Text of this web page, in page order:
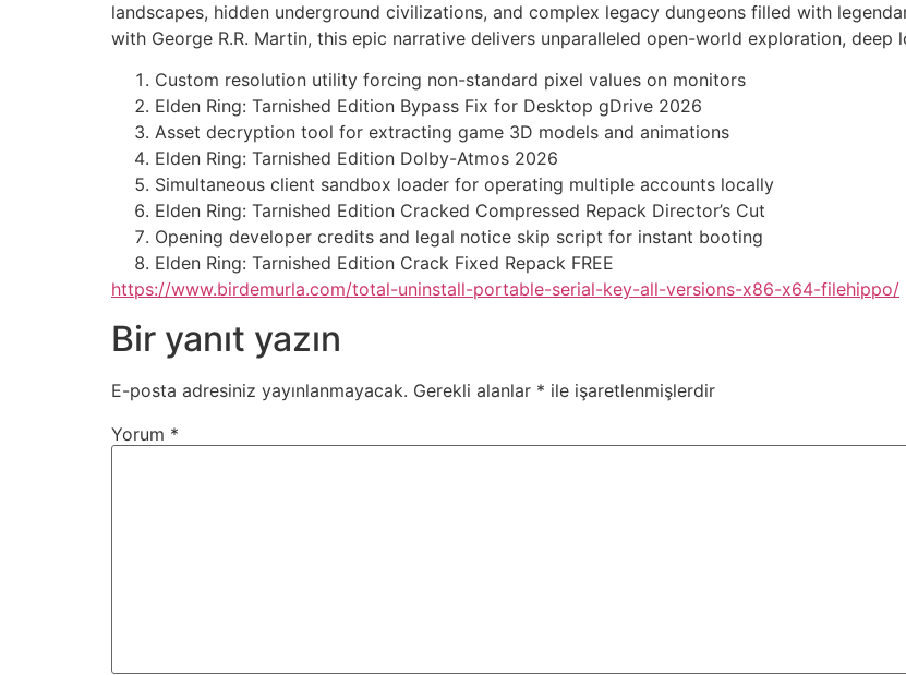
landscapes, hidden underground civilizations, and complex legacy dungeons filled with
with George R.R. Martin, this epic narrative delivers unparalleled open-world exploration, deep
Custom resolution utility forcing non-standard pixel values on monitors
Elden Ring: Tarnished Edition Bypass Fix for Desktop gDrive 2026
Asset decryption tool for extracting game 3D models and animations
Elden Ring: Tarnished Edition Dolby-Atmos 2026
Simultaneous client sandbox loader for operating multiple accounts locally
Elden Ring: Tarnished Edition Cracked Compressed Repack Director’s Cut
Opening developer credits and legal notice skip script for instant booting
Elden Ring: Tarnished Edition Crack Fixed Repack FREE
https://www.birdemurla.com/total-uninstall-portable-serial-key-all-versions-x86-x64-filehippo/
Bir yanıt yazın
E-posta adresiniz yayınlanmayacak. Gerekli alanlar * ile işaretlenmişlerdir
Yorum *